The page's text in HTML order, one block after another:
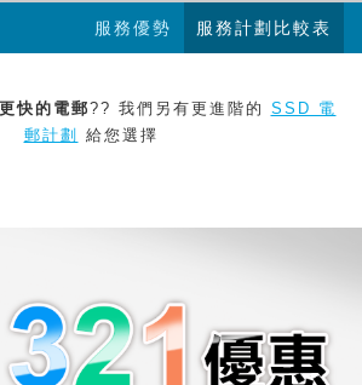
服務計劃比較表
服務優勢
快的電郵?? 我們另有更進階的 SSD 電
郵計劃
給您選擇